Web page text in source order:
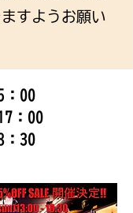
すようお願い
：00
：00
：30